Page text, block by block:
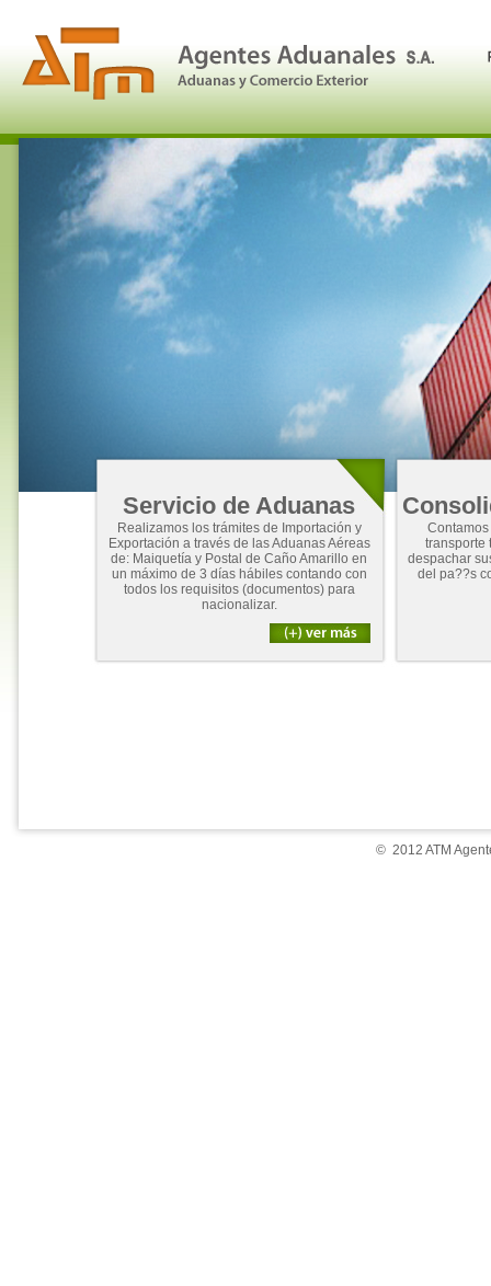
Servicio de Aduanas
Realizamos los trámites de Importación y
Exportación a través de las Aduanas Aéreas
de: Maiquetía y Postal de Caño Amarillo en
un máximo de 3 días hábiles contando con
todos los requisitos (documentos) para
nacionalizar.
transporte
despachar
del pa??s
© 2012 ATM